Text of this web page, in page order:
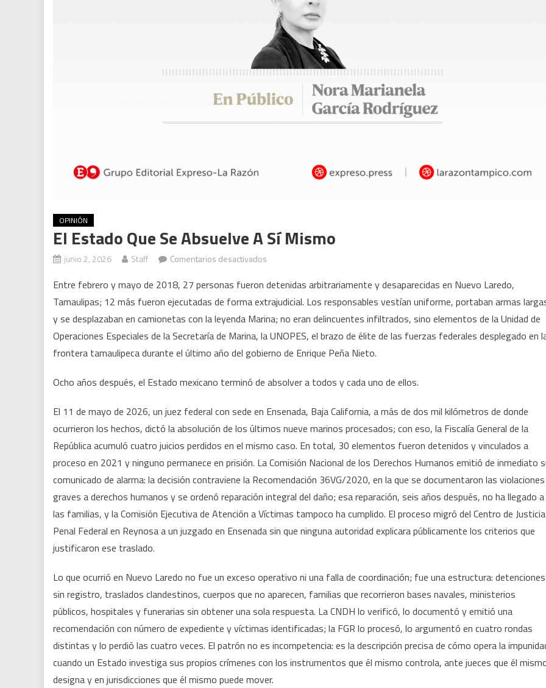
OPINIÓN
El Estado Que Se Absuelve A Sí Mismo
junio 2, 2026 Staff Comentarios desactivados
Estado
que
se
absuelve
a
mismo
Entre febrero y mayo de 2018, 27 personas fueron detenidas arbitrariamente y desaparecidas en Nuevo Laredo,
Tamaulipas; 12 más fueron ejecutadas de forma extrajudicial. Los responsables vestían uniforme, portaban armas
y se desplazaban en camionetas con la leyenda Marina; no eran delincuentes infiltrados, sino elementos de la Unidad de
Operaciones Especiales de la Secretaría de Marina, la UNOPES, el brazo de élite de las fuerzas federales desplegado en
frontera tamaulipeca durante el último año del gobierno de Enrique Peña Nieto.
Ocho años después, el Estado mexicano terminó de absolver a todos y cada uno de ellos.
El 11 de mayo de 2026, un juez federal con sede en Ensenada, Baja California, a más de dos mil kilómetros de donde
ocurrieron los hechos, dictó la absolución de los últimos nueve marinos procesados; con eso, la Fiscalía General de la
República acumuló cuatro juicios perdidos en el mismo caso. En total, 30 elementos fueron detenidos y vinculados a
proceso en 2021 y ninguno permanece en prisión. La Comisión Nacional de los Derechos Humanos emitió de inmediato
comunicado de alarma: la decisión contraviene la Recomendación 36VG/2020, en la que se documentaron las violaciones
graves a derechos humanos y se ordenó reparación integral del daño; esa reparación, seis años después, no ha llegado a
las familias, y la Comisión Ejecutiva de Atención a Víctimas tampoco ha cumplido. El proceso migró del Centro de Justicia
Penal Federal en Reynosa a un juzgado en Ensenada sin que ninguna autoridad explicara públicamente los criterios que
justificaron ese traslado.
Lo que ocurrió en Nuevo Laredo no fue un exceso operativo ni una falla de coordinación; fue una estructura: detenciones
sin registro, traslados clandestinos, cuerpos que no aparecen, familias que recorrieron bases navales, ministerios
públicos, hospitales y funerarias sin obtener una sola respuesta. La CNDH lo verificó, lo documentó y emitió una
recomendación con número de expediente y víctimas identificadas; la FGR lo procesó, lo argumentó en cuatro rondas
distintas y lo perdió las cuatro veces. El patrón no es incompetencia: es la descripción precisa de cómo opera la
cuando un Estado investiga sus propios crímenes con los instrumentos que él mismo controla, ante jueces que él
designa y en jurisdicciones que él mismo puede mover.